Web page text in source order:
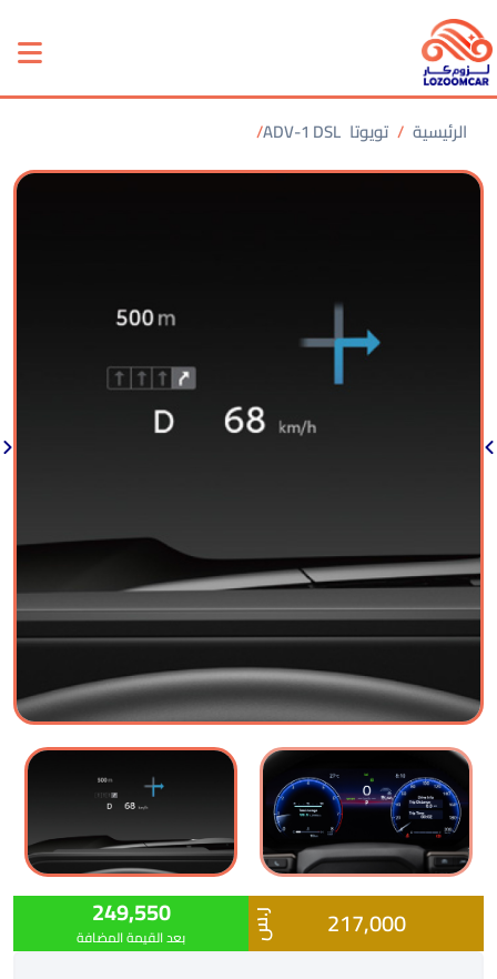
الرئيسية تويوتا ADV-1 DSL
217,000 ر.س 249,550
بعد القيمة المضافة